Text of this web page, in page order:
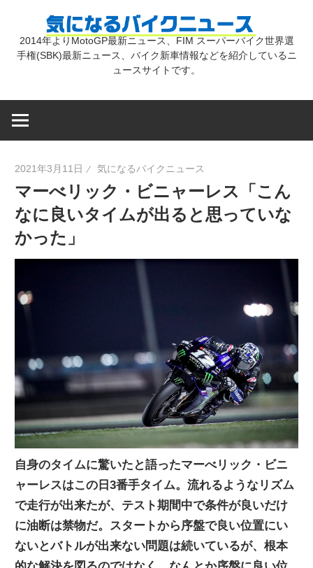
気
バ
イ
ク
ニ
ュ
ー
ス
2014年よりMotoGP最新ニュース、FIM スーパーバイク世界選
手権(SBK)最新ニュース、バイク新車情報などを紹介しているニ
ュースサイトです。
2021年3月11日 気になるバイクニュース
マーべリック・ビニャーレス「こん
なに良いタイムが出ると思っていな
かった」
自身のタイムに驚いたと語ったマーべリック・ビニ
ャーレスはこの日3番手タイム。流れるようなリズム
で走行が出来たが、テスト期間中で条件が良いだけ
に油断は禁物だ。スタートから序盤で良い位置にい
ないとバトルが出来ない問題は続いているが、根本